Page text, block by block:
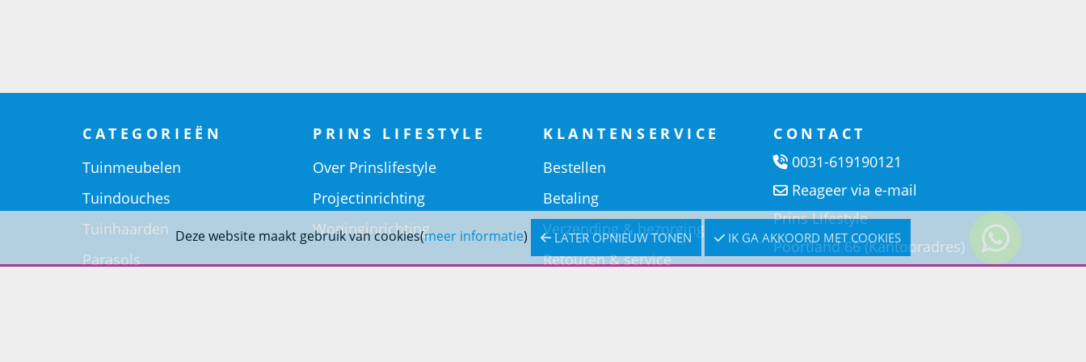
Deze website maakt gebruik van cookies(meer informatie) LATER OPNIEUW TONEN IK GA AKKOORD MET COOKIES
CATEGORIEËN
Tuinmeubelen
Tuindouches
Tuinhaarden
Parasols
PRINS LIFESTYLE
Over Prinslifestyle
Projectinrichting
Woninginrichting
KLANTENSERVICE
Bestellen
Betaling
Verzending & bezorging
Retouren & service
CONTACT
0031-619190121
Reageer via e-mail
Prins Lifestyle
Poortland 66 (Kantooradres)